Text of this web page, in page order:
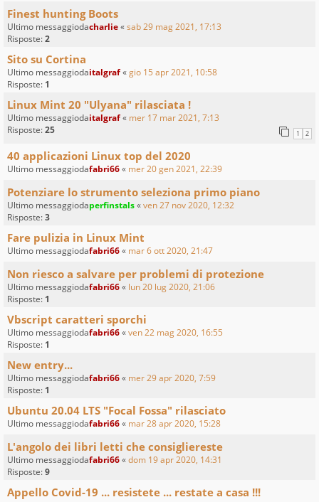
Finest hunting Boots
Ultimo messaggiodacharlie«sab 29 mag 2021, 17:13
Risposte:2
Sito su Cortina
Ultimo messaggiodaitalgraf«gio 15 apr 2021, 10:58
Risposte: 1
Linux Mint 20 "Ulyana" rilasciata !
Ultimo messaggiodaitalgraf« mer 17 mar 2021, 7:13
Risposte:25 1 2
40 applicazioni Linux top del 2020
Ultimo messaggiodafabri66« mer 20 gen 2021, 22:39
Potenziare lo strumento seleziona primo piano
Ultimo messaggiodaperfinstals«ven 27 nov 2020, 12:32
Risposte:3
Fare pulizia in Linux Mint
Ultimo messaggiodafabri66« mar 6 ott 2020, 21:47
Non riesco a salvare per problemi di protezione
Ultimo messaggiodafabri66« lun 20 lug 2020, 21:06
Risposte: 1
Vbscript caratteri sporchi
Ultimo messaggiodafabri66«ven 22 mag 2020, 16:55
Risposte: 1
New entry...
Ultimo messaggiodafabri66« mer 29 apr 2020, 7:59
Risposte: 1
Ubuntu 20.04 LTS "Focal Fossa" rilasciato
Ultimo messaggiodafabri66« mar 28 apr 2020, 15:28
L'angolo dei libri letti che consigliereste
Ultimo messaggiodafabri66«dom 19 apr 2020, 14:31
Risposte:9
Appello Covid-19 ... resistete ... restate a casa !!!